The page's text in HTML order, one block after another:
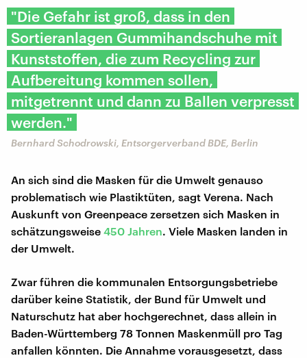
"Die Gefahr ist groß, dass in den
Sortieranlagen Gummihandschuhe mit
Kunststoffen, die zum Recycling zur
Aufbereitung kommen sollen,
mitgetrennt und dann zu Ballen verpresst
werden."
Bernhard Schodrowski, Entsorgerverband BDE, Berlin
An sich sind die Masken für die Umwelt genauso
problematisch wie Plastiktüten, sagt Verena. Nach
Auskunft von Greenpeace zersetzen sich Masken in
schätzungsweise 450 Jahren. Viele Masken landen in
der Umwelt.
Zwar führen die kommunalen Entsorgungsbetriebe
darüber keine Statistik, der Bund für Umwelt und
Naturschutz hat aber hochgerechnet, dass allein in
Baden-Württemberg 78 Tonnen Maskenmüll pro Tag
anfallen könnten. Die Annahme vorausgesetzt, dass